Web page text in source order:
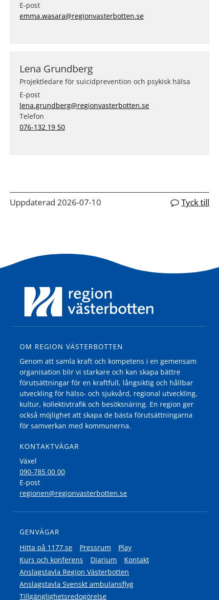
E-post
emma.wasara@regionvasterbotten.se
Lena Grundberg
Projektledare för suicidprevention och psykisk hälsa
E-post
lena.grundberg@regionvasterbotten.se
Telefon
076-132 19 50
Uppdaterad 2026-07-10 Tyck till
OM REGION VÄSTERBOTTEN
Genom att samla kraft och kompetens i en gemensam
organisation blir vi starkare och kan skapa bättre
förutsättningar för en kraftfull, långsiktig och hållbar
utveckling för hälso- och sjukvård, regional utveckling,
kultur, kollektivtrafik och besöksnäring. En region ger
också möjlighet att skapa de bästa förutsättningarna
för samverkan med kommunerna.
KONTAKTVÄGAR
Växel
090-785 00 00
E-post
regionen@regionvasterbotten.se
GENVÄGAR
Hitta på 1177.se
Pressrum
Play
Kurs och konferens
Diarium
Kontakt
Anslagstavla Region Västerbotten
Anslagstavla Svenskt ambulansflyg
Tillgänglighetsredogörelse